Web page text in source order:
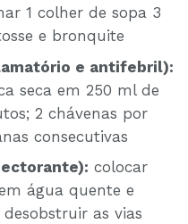
1 colher de sopa 3
e bronquite
e antifebril):
seca em 250 ml de
2 chávenas por
consecutivas
colocar
água quente e
as vias